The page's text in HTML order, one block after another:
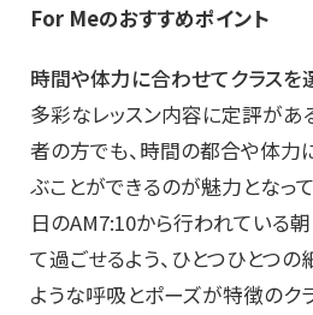
For Meのおすすめポイント
時間や体力に合わせてクラスを
多彩なレッスン内容に定評があ
者の方でも、時間の都合や体力
ぶことができるのが魅力となっ
日のAM7:10から行われている
て過ごせるよう、ひとつひとつ
ような呼吸とポーズが特徴のク